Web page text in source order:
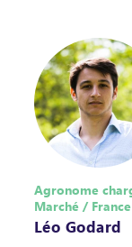
Agronome
Marché / France
Léo Godard